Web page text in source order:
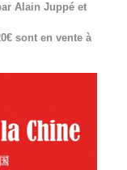
Alain Juppé et
sont en vente à